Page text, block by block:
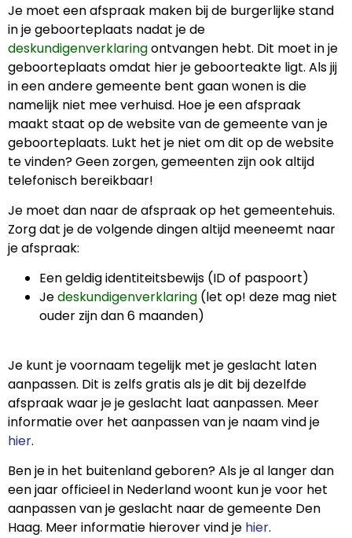
Je moet een afspraak maken bij de burgerlijke stand
in je geboorteplaats nadat je de
deskundigenverklaringontvangen hebt. Dit moet in je
geboorteplaats omdat hier je geboorteakte ligt. Als jij
in een andere gemeente bent gaan wonen is die
namelijk niet mee verhuisd. Hoe je een afspraak
maakt staat op de website van de gemeente van je
geboorteplaats. Lukt het je niet om dit op de website
te vinden? Geen zorgen, gemeenten zijn ook altijd
telefonisch bereikbaar!
Je moet dan naar de afspraak op het gemeentehuis.
Zorg dat je de volgende dingen altijd meeneemt naar
je afspraak:
Een geldig identiteitsbewijs (ID of paspoort)
Jedeskundigenverklaring (let op! deze mag niet
ouder zijn dan 6 maanden)
Je kunt je voornaam tegelijk met je geslacht laten
aanpassen. Dit is zelfs gratis als je dit bij dezelfde
afspraak waar je je geslacht laat aanpassen. Meer
informatie over het aanpassen van je naam vind je
hier.
Ben je in het buitenland geboren? Als je al langer dan
een jaar officieel in Nederland woont kun je voor het
aanpassen van je geslacht naar de gemeente Den
Haag. Meer informatie hierover vind je hier.